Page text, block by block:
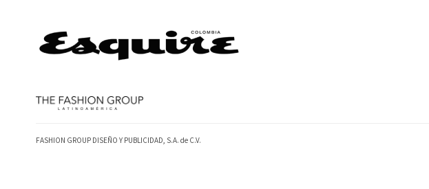
FASHION GROUP DISEÑO Y PUBLICIDAD, S.A. de C.V.